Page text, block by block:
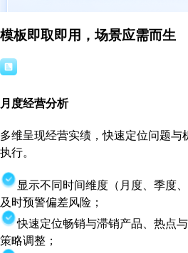
模板即取即用，场景应需而生
月度经营分析
多维呈现经营实绩，快速定位问题
执行。
显示不同时间维度（月度、季度
及时预警偏差风险；
快速定位畅销与滞销产品、热点
策略调整；